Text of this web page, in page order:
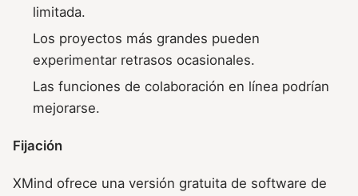
limitada.
Los proyectos más grandes pueden
experimentar retrasos ocasionales.
Las funciones de colaboración en línea podrían
mejorarse.
Fijación
XMind ofrece una versión gratuita de software de